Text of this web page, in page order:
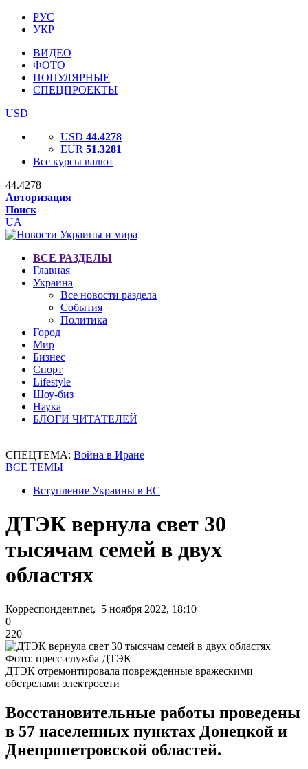
РУС
УКР
ВИДЕО
ФОТО
ПОПУЛЯРНЫЕ
СПЕЦПРОЕКТЫ
USD
USD 44.4278
EUR 51.3281
Все курсы валют
44.4278
Авторизация
Поиск
UA
ВСЕ РАЗДЕЛЫ
Главная
Украина
Все новости раздела
События
Политика
Город
Мир
Бизнес
Спорт
Lifestyle
Шоу-биз
Наука
БЛОГИ ЧИТАТЕЛЕЙ
СПЕЦТЕМА: Война в Иране
ВСЕ ТЕМЫ
Вступление Украины в ЕС
ДТЭК вернула свет 30
тысячам семей в двух
областях
Корреспондент.net, 5 ноября 2022, 18:10
0
220
Фото: пресс-служба ДТЭК
ДТЭК отремонтировала поврежденные вражескими
обстрелами электросети
Восстановительные работы проведены
в 57 населенных пунктах Донецкой и
Днепропетровской областей.